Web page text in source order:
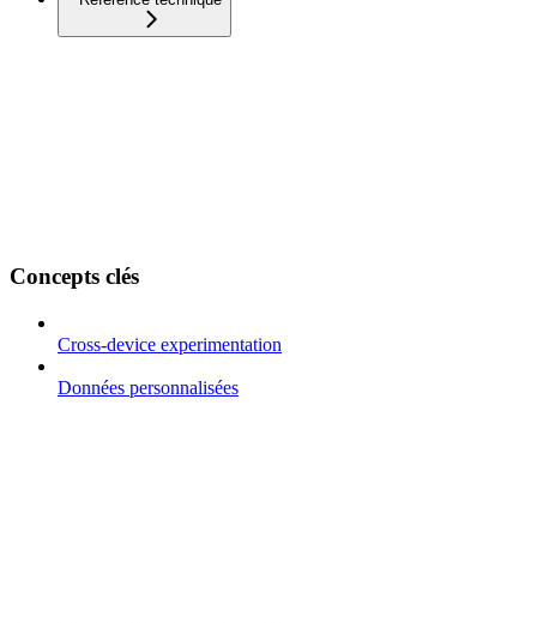
Concepts clés
Cross-device experimentation
Données personnalisées